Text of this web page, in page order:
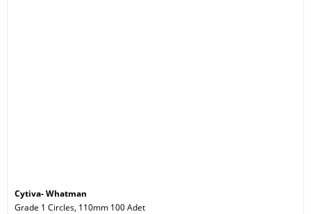
Cytiva- Whatman
Grade 1 Circles, 110mm 100 Adet